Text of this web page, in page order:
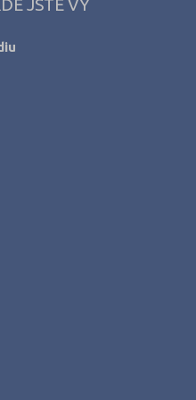
JSTE VY